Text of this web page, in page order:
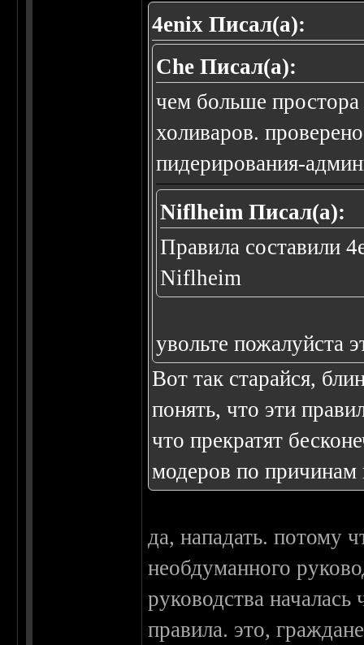
4enix Писал(а):
Che Писал(а):
чем больше
холиваров.
пидерирования-
Niflheim Писал(а):
Правила составили
Niflheim
увольте пожалуйста
Вот так старайся,
понять, что эти
что прекратят
модеров по причинам
да, нападать. потому
необдуманного
руководства
правила. это,